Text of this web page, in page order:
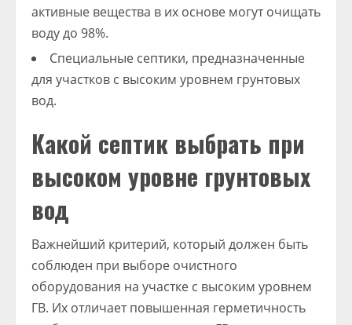
активные вещества в их основе могут очищать
воду до 98%.
Специальные септики, предназначенные
для участков с высоким уровнем грунтовых
вод.
Какой септик выбрать при
высоком уровне грунтовых
вод
Важнейший критерий, который должен быть
соблюден при выборе очистного
оборудования на участке с высоким уровнем
ГВ. Их отличает повышенная герметичность